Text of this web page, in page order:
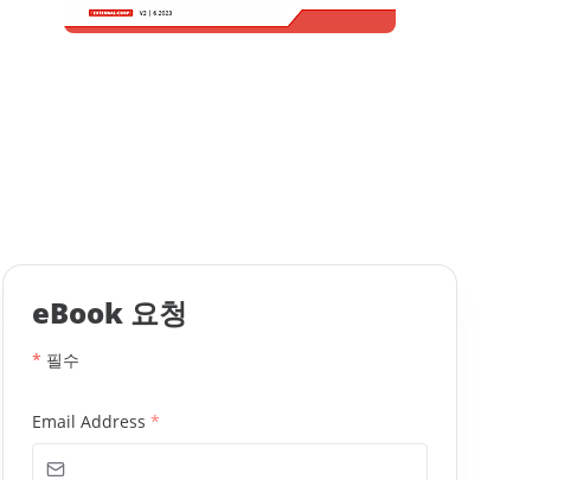
eBook 요청
* 필수
*
Email Address